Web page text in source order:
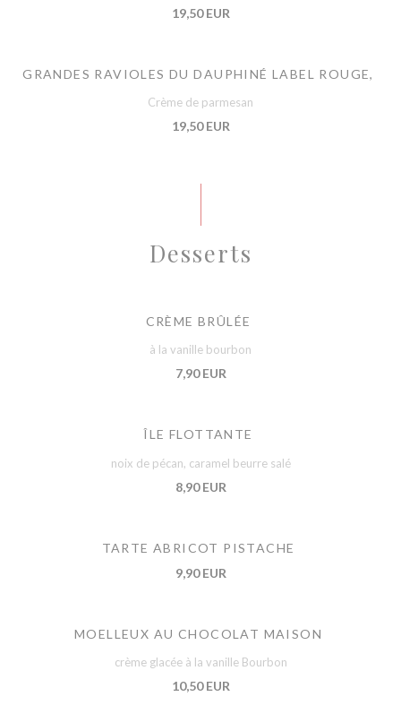
19,50 EUR
GRANDES RAVIOLES DU DAUPHINÉ LABEL ROUGE,
Crème de parmesan
19,50 EUR
Desserts
CRÈME BRÛLÉE
à la vanille bourbon
7,90 EUR
ÎLE FLOTTANTE
noix de pécan, caramel beurre salé
8,90 EUR
TARTE ABRICOT PISTACHE
9,90 EUR
MOELLEUX AU CHOCOLAT MAISON
crème glacée à la vanille Bourbon
10,50 EUR